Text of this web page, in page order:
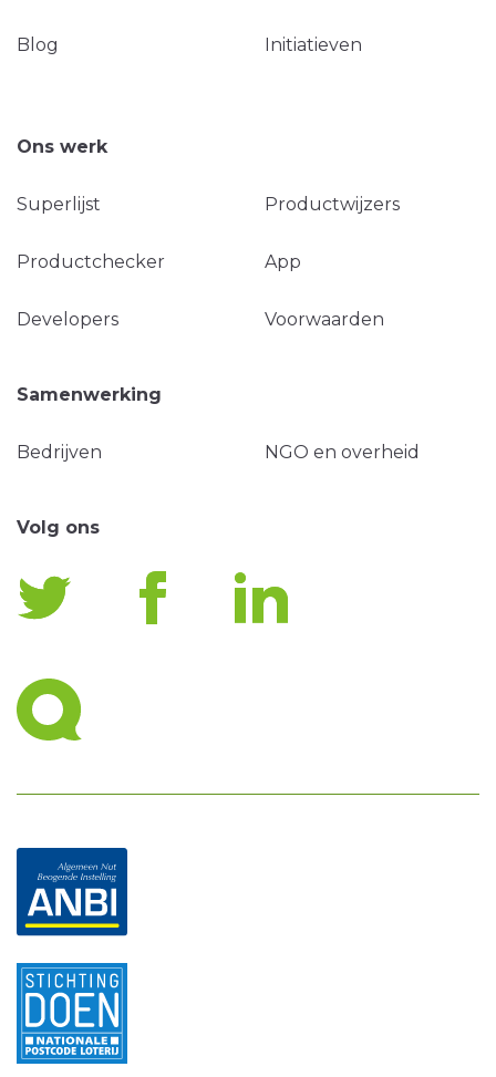
Blog Initiatieven
Ons werk
Superlijst Productwijzers
Productchecker App
Developers Voorwaarden
Samenwerking
Bedrijven NGO en overheid
Volg ons